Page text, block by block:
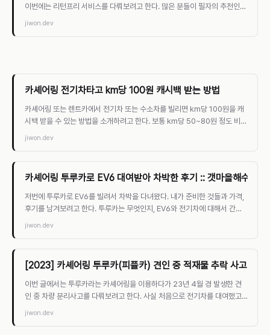
이번에는 리턴프리 서비스를 다뤄보려고 한다. 많은 분들이 필자의 추천인을
통해 가입해 주었다. 정말 감사한 마
jiwon.dev
카셰어링 전기차타고 km당 100원 캐시백 받는 방법
카셰어링 또는 렌트카에서 전기차 또는 수소차를 빌리면 km당 100원을 캐
시백 받을 수 있는 방법을 소개하려고 한다. 보통 km당 50~80원 정도 비용
이 청구되는 것을 생각하면 주행할수록 이득이 생
jiwon.dev
카셰어링 투루카로 EV6 대여받아 차박한 후기 :: 갯마을해수욕장
저번에 투루카로 EV6를 빌려서 차박을 다녀왔다. 내가 준비한 것들과 가격,
후기를 남겨보려고 한다. 투루카는 무엇인지, EV6와 전기차에 대해서 간략
하게, 그리고 야영장은 어떤지, 전기차 차박
jiwon.dev
[2023] 카셰어링 투루카(피플카) 견인 중 적재물 추락 사고 후
이번 글에서는 투루카라는 카셰어링을 이용하다가 23년 4월 경 발생한 견
인 중 차량 분리사고를 다뤄보려고 한다. 사실 처음으로 전기차를 대여했고
잘 놀고 복귀하는 길에 첫 차량사고이기 때
jiwon.dev